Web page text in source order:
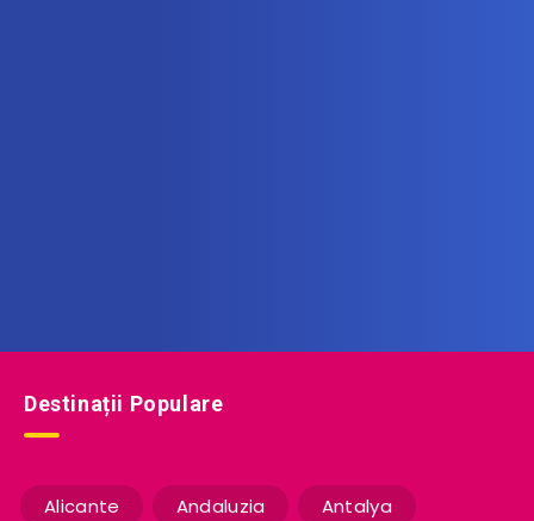
Destinații Populare
Alicante Andaluzia Antalya